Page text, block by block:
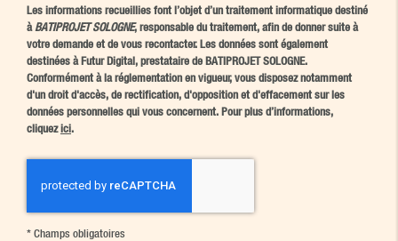
Les informations recueillies font l’objet d’un traitement informatique destiné
àBATIPROJET SOLOGNE, responsable du traitement, afin de donner suite à
votre demande et de vous recontacter. Les données sont également
destinées à Futur Digital, prestataire de BATIPROJET SOLOGNE.
Conformément à la réglementation en vigueur, vous disposez notamment
d'un droit d'accès, de rectification, d'opposition et d'effacement sur les
données personnelles qui vous concernent. Pour plus d’informations,
cliquez ici.
* Champs obligatoires